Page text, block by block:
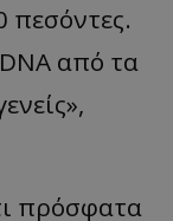
πεσόντες.
από τα
πρόσφατα